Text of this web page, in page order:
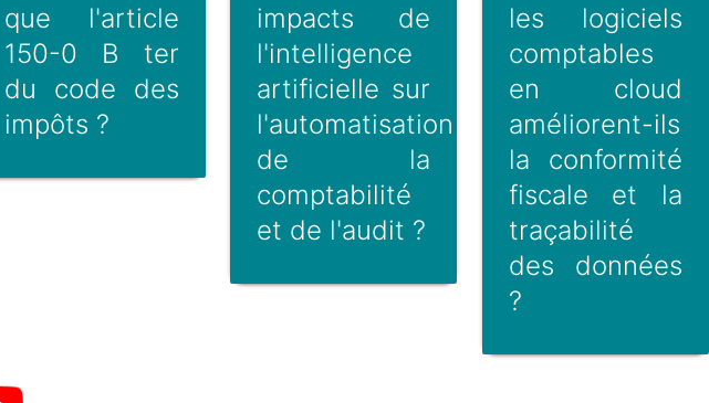
que l'article
150-0 B ter
du code des
impôts ?
impacts de
l'intelligence
artificielle sur
l'automatisation
de la
comptabilité
et de l'audit ?
les logiciels
comptables
en cloud
améliorent-ils
la conformité
fiscale et la
traçabilité
des données
?